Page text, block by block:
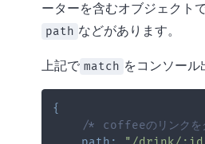
ーターを含むオブジェクト
path などがあります。
上記で match をコンソー
{
/* coffeeのリンクを